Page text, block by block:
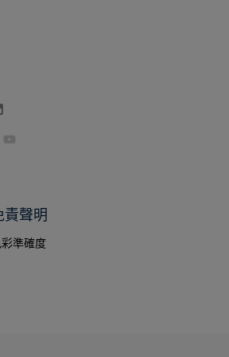
責聲明
準確度